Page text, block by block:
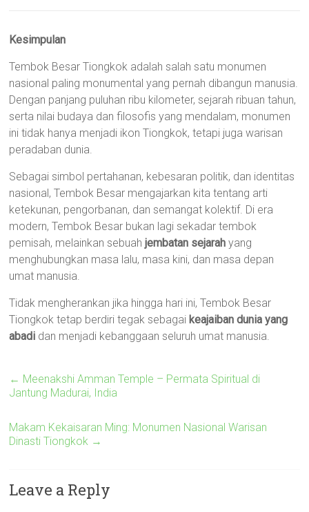
Kesimpulan
Tembok Besar Tiongkok adalah salah satu monumen
nasional paling monumental yang pernah dibangun manusia.
Dengan panjang puluhan ribu kilometer, sejarah ribuan tahun,
serta nilai budaya dan filosofis yang mendalam, monumen
ini tidak hanya menjadi ikon Tiongkok, tetapi juga warisan
peradaban dunia.
Sebagai simbol pertahanan, kebesaran politik, dan identitas
nasional, Tembok Besar mengajarkan kita tentang arti
ketekunan, pengorbanan, dan semangat kolektif. Di era
modern, Tembok Besar bukan lagi sekadar tembok
pemisah, melainkan sebuahjembatan sejarah yang
menghubungkan masa lalu, masa kini, dan masa depan
umat manusia.
Tidak mengherankan jika hingga hari ini, Tembok Besar
Tiongkok tetap berdiri tegak sebagai keajaiban dunia yang
abadi dan menjadi kebanggaan seluruh umat manusia.
← Meenakshi Amman Temple – Permata Spiritual di
Jantung Madurai, India
Makam Kekaisaran Ming: Monumen Nasional Warisan
Dinasti Tiongkok →
Leave a Reply